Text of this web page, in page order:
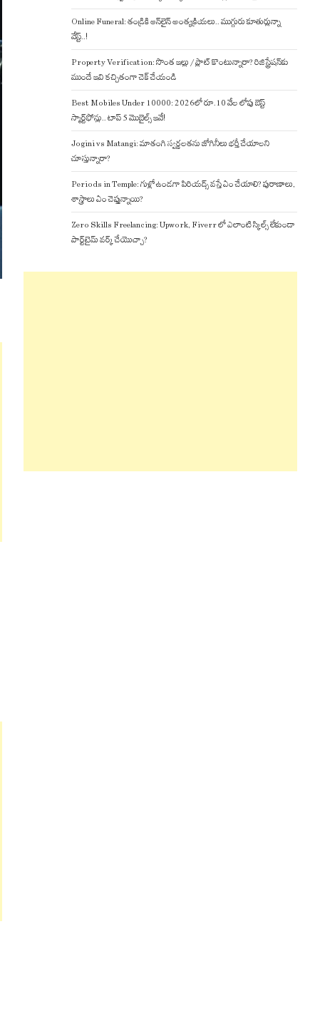
Online Funeral: తండ్రికి ఆన్‌లైన్ అంత్యక్రియలు.. ముగ్గురు కూతుర్లున్నా
వేస్ట్..!
Property Verification: సొంత ఇల్లు / ప్లాట్ కొంటున్నారా? రిజిస్ట్రేషన్‌కు
ముందే ఇవి కచ్చితంగా చెక్ చేయండి
Best Mobiles Under 10000: 2026లో రూ.10 వేల లోపు బెస్ట్
స్మార్ట్‌ఫోన్లు.. టాప్ 5 మొబైల్స్ ఇవే!
Jogini vs Matangi: మాతంగి స్వర్ణలతను జోగినీలు భర్తీ చేయాలని
చూస్తున్నారా?
Periods in Temple: గుళ్లో ఉండగా పిరియడ్స్ వస్తే ఏం చేయాలి? పురాణాలు,
శాస్త్రాలు ఏం చెప్తున్నాయి?
Zero Skills Freelancing: Upwork, Fiverr లో ఎలాంటి స్కిల్స్ లేకుండా
పార్ట్‌టైమ్ వర్క్ చేయొచ్చా?